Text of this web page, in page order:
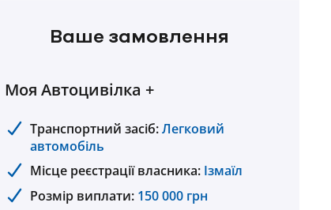
Ваше замовлення
Моя Автоцивілка +
Транспортний засіб:Легковий
автомобіль
Місце реєстрації власника: Ізмаїл
Розмір виплати: 150 000 грн